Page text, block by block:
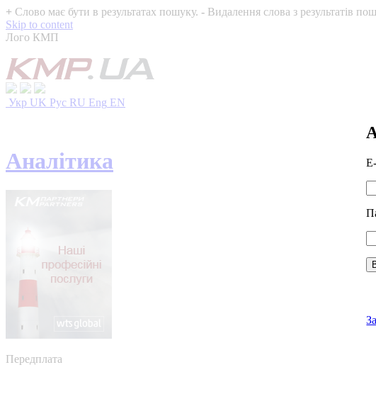
+ Слово має бути в результатах пошуку. - Видалення слова з результатів
Skip to content
Лого КМП
Укр UK Рус RU Eng EN
Аналітика
Передплата